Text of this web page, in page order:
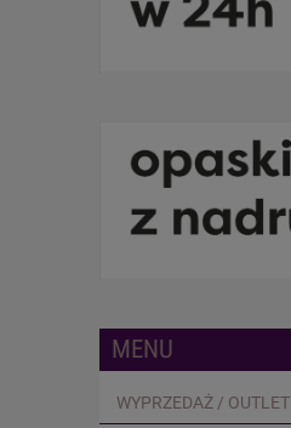
MENU
WYPRZEDAŻ / OUTLET